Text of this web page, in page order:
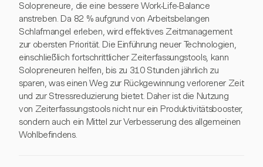
Solopreneure, die eine bessere Work-Life-Balance
anstreben. Da 82 % aufgrund von Arbeitsbelangen
Schlafmangel erleben, wird effektives Zeitmanagement
zur obersten Priorität. Die Einführung neuer Technologien,
einschließlich fortschrittlicher Zeiterfassungstools, kann
Solopreneuren helfen, bis zu 310 Stunden jährlich zu
sparen, was einen Weg zur Rückgewinnung verlorener Zeit
und zur Stressreduzierung bietet. Daher ist die Nutzung
von Zeiterfassungstools nicht nur ein Produktivitätsbooster,
sondern auch ein Mittel zur Verbesserung des allgemeinen
Wohlbefindens.